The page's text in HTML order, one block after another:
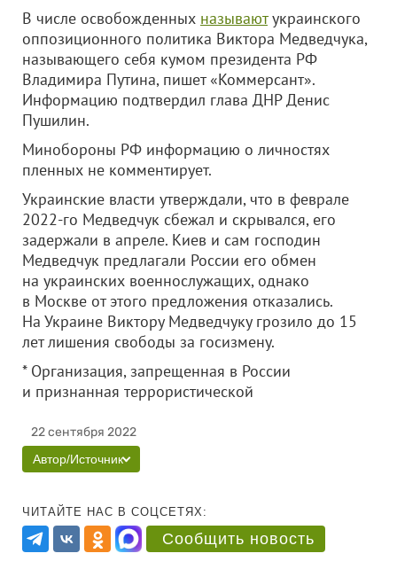
В числе освобожденных называютукраинского
оппозиционного политика Виктора Медведчука,
называющего себя кумом президента РФ
Владимира Путина, пишет «Коммерсант».
Информацию подтвердил глава ДНР Денис
Пушилин.
Минобороны РФ информацию о личностях
пленных не комментирует.
Украинские власти утверждали, что в феврале
2022-го Медведчук сбежал и скрывался, его
задержали в апреле. Киев и сам господин
Медведчук предлагали России его обмен
на украинских военнослужащих, однако
в Москве от этого предложения отказались.
На Украине Виктору Медведчуку грозило до 15
лет лишения свободы за госизмену.
* Организация, запрещенная в России
и признанная террористической
22 сентября 2022
Автор/Источник
ЧИТАЙТЕ НАС В СОЦСЕТЯХ:
Сообщить новость